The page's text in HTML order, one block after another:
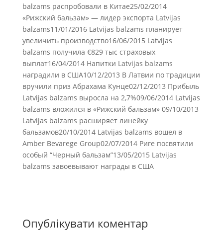
balzams распробовали в Китае25/02/2014
«Рижский бальзам» — лидер экспорта Latvijas
balzams11/01/2016 Latvijas balzams планирует
увеличить производство16/06/2015 Latvijas
balzams получила €829 тыс страховых
выплат16/04/2014 Напитки Latvijas balzams
наградили в США10/12/2013 В Латвии по традиции
вручили приз Абрахама Кунце02/12/2013 Прибыль
Latvijas balzams выросла на 2,7%09/06/2014 Latvijas
balzams вложился в «Рижский бальзам» 09/10/2013
Latvijas balzams расширяет линейку
бальзамов20/10/2014 Latvijas balzams вошел в
Amber Bevarege Group02/07/2014 Риге посвятили
особый “Черный бальзам”13/05/2015 Latvijas
balzams завоевывают награды в США
Опублікувати коментар